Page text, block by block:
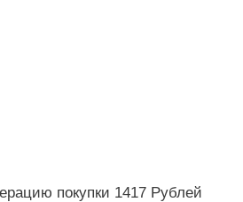
покупки 1417 Рублей